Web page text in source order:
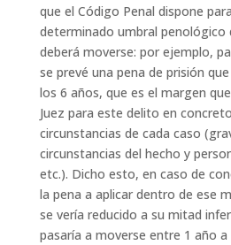
que el Código Penal dispone
determinado umbral penológico
deberá moverse: por ejemplo,
se prevé una pena de prisión
los 6 años, que es el margen
Juez para este delito en
circunstancias de cada caso
circunstancias del hecho y
etc.). Dicho esto, en caso de
la pena a aplicar dentro de ese
se vería reducido a su mitad
pasaría a moverse entre 1 año a